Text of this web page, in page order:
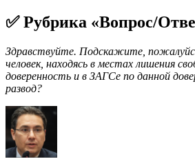
✅ Рубрика «Вопрос/
Здравствуйте. Подскажите,
человек, находясь в местах лишения
доверенность и в ЗАГСе по данной
развод?